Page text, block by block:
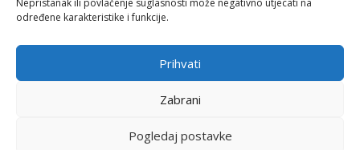
Nepristanak ili povlačenje suglasnosti može negativno utjecati na
određene karakteristike i funkcije.
Prihvati
Zabrani
Pogledaj postavke
A tabela acima ilustra a importância de adaptar a
aproxima. Cada tipo apresenta um nível de risco
diferente, exigindo um plano de ação específico. A
fundamentais para garantir a segurança da galinha e